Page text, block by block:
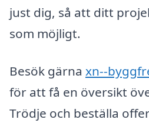
just dig, så att ditt
som möjligt.
Besök gärna xn--
för att få en översikt
Trödje och beställa